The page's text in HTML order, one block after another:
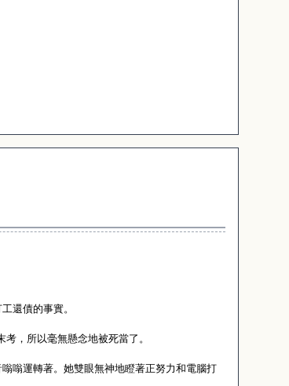
還債的事實。
，所以毫無懸念地被死當了。
嗡運轉著。她雙眼無神地瞪著正努力和電腦打